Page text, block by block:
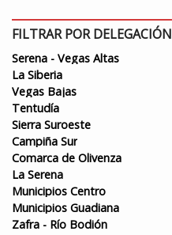
FILTRAR POR DELEGACIÓN